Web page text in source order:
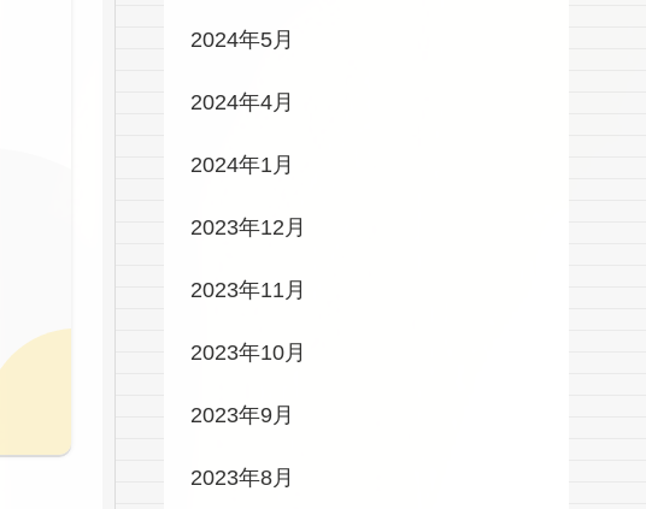
2024年5月
2024年4月
2024年1月
2023年12月
2023年11月
2023年10月
2023年9月
2023年8月